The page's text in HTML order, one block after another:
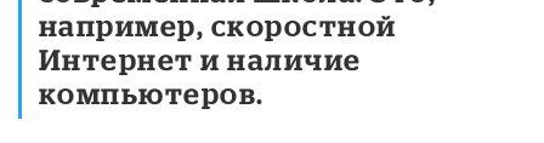
например, скоростной
Интернет и наличие
компьютеров.